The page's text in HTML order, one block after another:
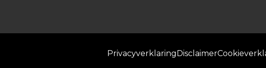
PrivacyverklaringDisclaimer